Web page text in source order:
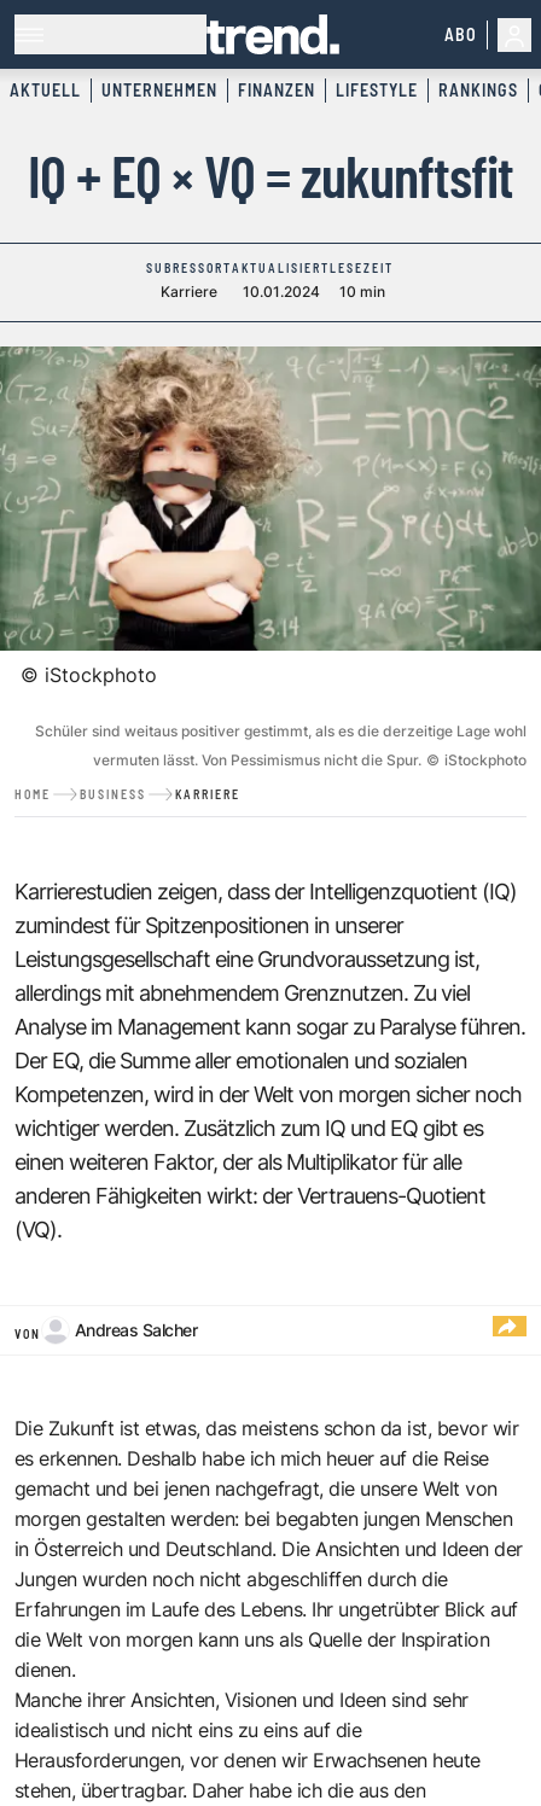
ABO
AKTUELL UNTERNEHMEN FINANZEN LIFESTYLE RANKINGS
IQ + EQ × VQ = zukunftsfit
SUBRESSORT
Karriere
AKTUALISIERT
10.01.2024
LESEZEIT
10 min
© iStockphoto
Schüler sind weitaus positiver gestimmt, als es die derzeitige Lage wohl
vermuten lässt. Von Pessimismus nicht die Spur. © iStockphoto
HOME BUSINESS KARRIERE
Karrierestudien zeigen, dass der Intelligenzquotient (IQ)
zumindest für Spitzenpositionen in unserer
Leistungsgesellschaft eine Grundvoraussetzung ist,
allerdings mit abnehmendem Grenznutzen. Zu viel
Analyse im Management kann sogar zu Paralyse führen.
Der EQ, die Summe aller emotionalen und sozialen
Kompetenzen, wird in der Welt von morgen sicher noch
wichtiger werden. Zusätzlich zum IQ und EQ gibt es
einen weiteren Faktor, der als Multiplikator für alle
anderen Fähigkeiten wirkt: der Vertrauens-Quotient
(VQ).
VON Andreas Salcher
Die Zukunft ist etwas, das meistens schon da ist, bevor wir
es erkennen. Deshalb habe ich mich heuer auf die Reise
gemacht und bei jenen nachgefragt, die unsere Welt von
morgen gestalten werden: bei begabten jungen Menschen
in Österreich und Deutschland. Die Ansichten und Ideen der
Jungen wurden noch nicht abgeschliffen durch die
Erfahrungen im Laufe des Lebens. Ihr ungetrübter Blick auf
die Welt von morgen kann uns als Quelle der Inspiration
dienen.
Manche ihrer Ansichten, Visionen und Ideen sind sehr
idealistisch und nicht eins zu eins auf die
Herausforderungen, vor denen wir Erwachsenen heute
stehen, übertragbar. Daher habe ich die aus den